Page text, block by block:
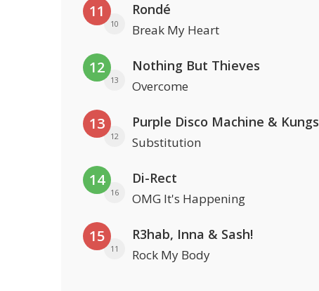
11
10
Rondé
Break My Heart
12
13
Nothing But Thieves
Overcome
13
12
Purple Disco Machine & Kungs
Substitution
14
16
Di-Rect
OMG It's Happening
15
11
R3hab, Inna & Sash!
Rock My Body